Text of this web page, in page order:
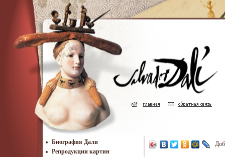
Биография Дали
Репродукции картин